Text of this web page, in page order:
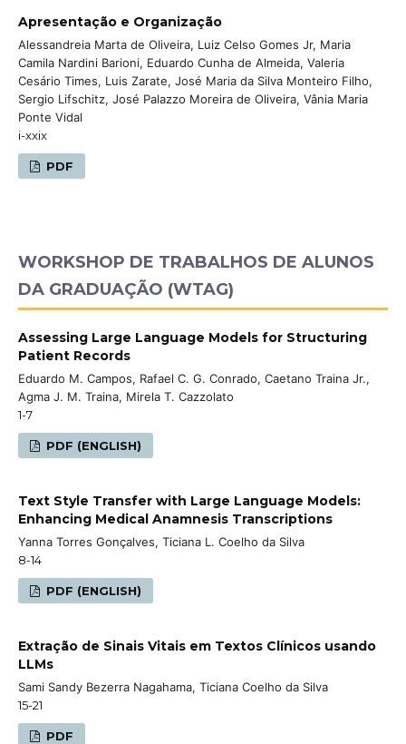
Apresentação e Organização
Alessandreia Marta de Oliveira, Luiz Celso Gomes Jr, Maria
Camila Nardini Barioni, Eduardo Cunha de Almeida, Valeria
Cesário Times, Luis Zarate, José Maria da Silva Monteiro Filho,
Sergio Lifschitz, José Palazzo Moreira de Oliveira, Vânia Maria
Ponte Vidal
i-xxix
PDF
WORKSHOP DE TRABALHOS DE ALUNOS
DA GRADUAÇÃO (WTAG)
Assessing Large Language Models for Structuring
Patient Records
Eduardo M. Campos, Rafael C. G. Conrado, Caetano Traina Jr.,
Agma J. M. Traina, Mirela T. Cazzolato
1-7
PDF (ENGLISH)
Text Style Transfer with Large Language Models:
Enhancing Medical Anamnesis Transcriptions
Yanna Torres Gonçalves, Ticiana L. Coelho da Silva
8-14
PDF (ENGLISH)
Extração de Sinais Vitais em Textos Clínicos usando
LLMs
Sami Sandy Bezerra Nagahama, Ticiana Coelho da Silva
15-21
PDF